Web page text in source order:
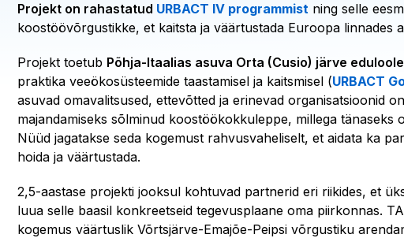
Projekt on rahastatud URBACT IV programmist ning selle
koostöövõrgustikke, et kaitsta ja väärtustada Euroopa linnades
Projekt toetub Põhja-Itaalias asuva Orta (Cusio) järve
praktika veeökosüsteemide taastamisel ja kaitsmisel (URBACT
asuvad omavalitsused, ettevõtted ja erinevad organisatsioonid
majandamiseks sõlminud koostöökokkuleppe, millega tänaseks
Nüüd jagatakse seda kogemust rahvusvaheliselt, et aidata ka
hoida ja väärtustada.
2,5-aastase projekti jooksul kohtuvad partnerid eri riikides, et
luua selle baasil konkreetseid tegevusplaane oma piirkonnas.
kogemus väärtuslik Võrtsjärve-Emajõe-Peipsi võrgustiku